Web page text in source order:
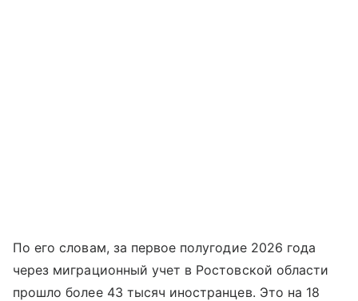
По его словам, за первое полугодие 2026 года
через миграционный учет в Ростовской области
прошло более 43 тысяч иностранцев. Это на 18